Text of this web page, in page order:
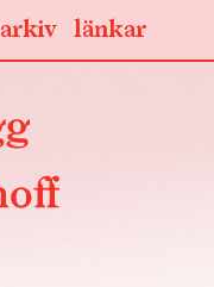
länkar
arkiv